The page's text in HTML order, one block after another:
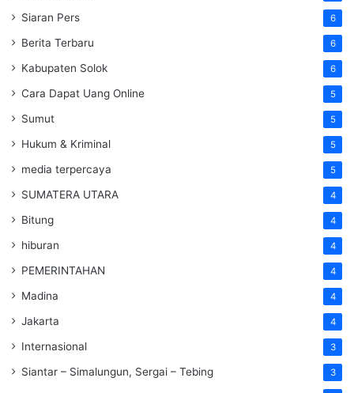
Siaran Pers 6
Berita Terbaru 6
Kabupaten Solok 6
Cara Dapat Uang Online 5
Sumut 5
Hukum & Kriminal 5
media terpercaya 5
SUMATERA UTARA 4
Bitung 4
hiburan 4
PEMERINTAHAN 4
Madina 4
Jakarta 4
Internasional 3
Siantar – Simalungun, Sergai – Tebing 3